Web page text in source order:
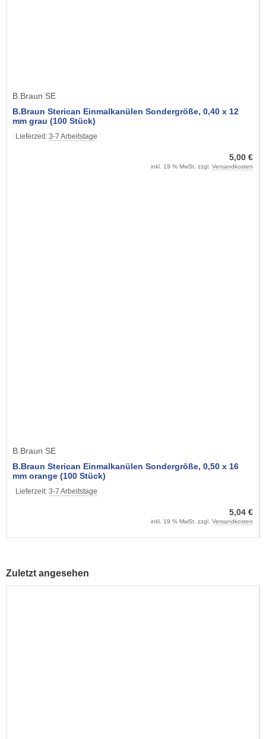
B.Braun SE
B.Braun Sterican Einmalkanülen Sondergröße, 0,40 x 12
mm grau (100 Stück)
Lieferzeit: 3-7 Arbeitstage
5,00 €
inkl. 19 % MwSt. zzgl. Versandkosten
B.Braun SE
B.Braun Sterican Einmalkanülen Sondergröße, 0,50 x 16
mm orange (100 Stück)
Lieferzeit: 3-7 Arbeitstage
5,04 €
inkl. 19 % MwSt. zzgl. Versandkosten
Zuletzt angesehen